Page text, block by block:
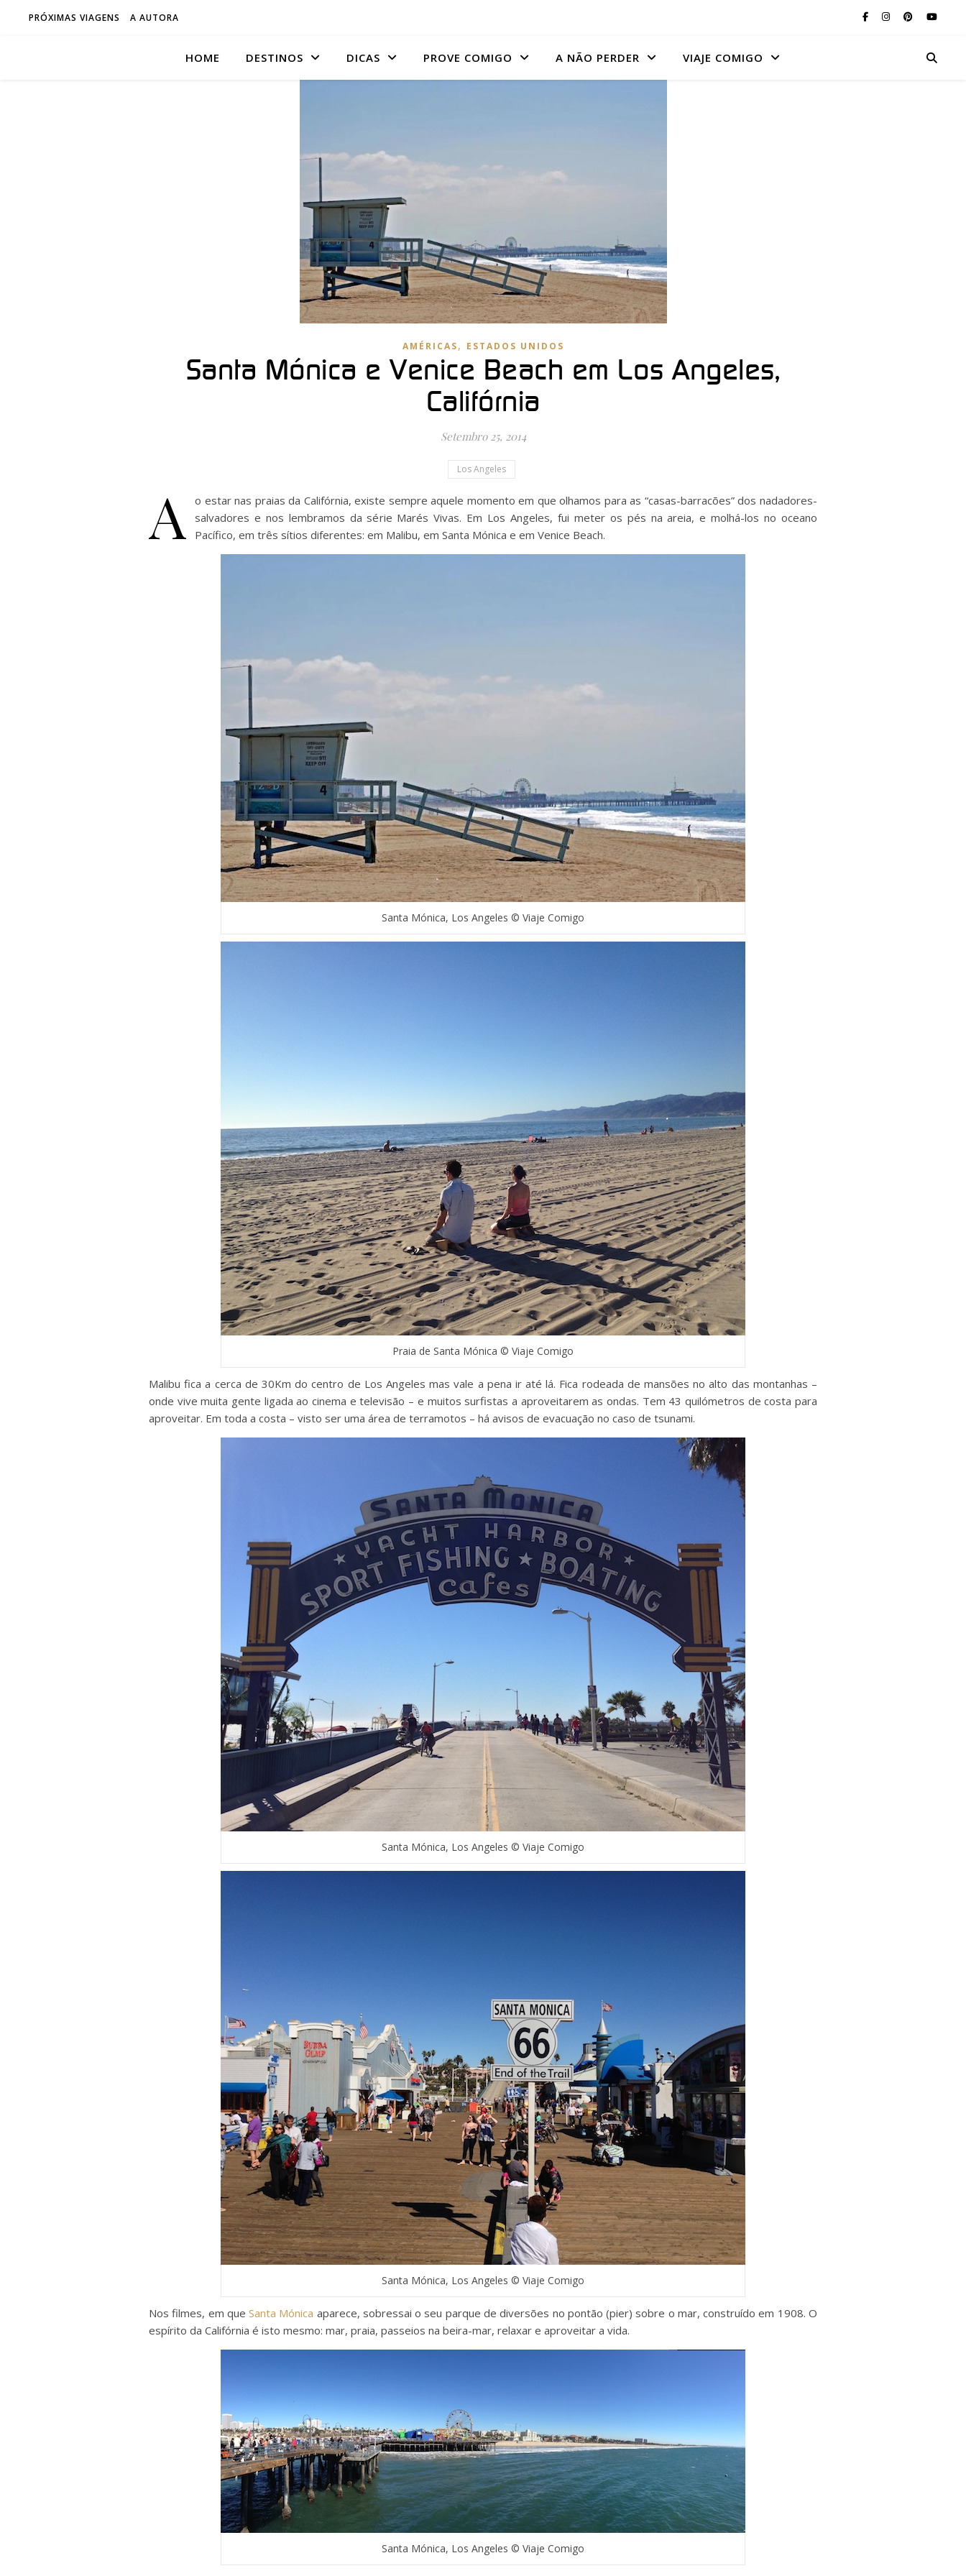
PRÓXIMAS VIAGENS A AUTORA
HOME DESTINOS DICAS PROVE COMIGO A NÃO PERDER VIAJE COMIGO
AMÉRICAS, ESTADOS UNIDOS
Santa Mónica e Venice Beach em Los Angeles,
Califórnia
Setembro 25, 2014
Los Angeles
A
o estar nas praias da Califórnia, existe sempre aquele momento em que olhamos para as “casas-barracões” dos nadadores-
salvadores e nos lembramos da série Marés Vivas. Em Los Angeles, fui meter os pés na areia, e molhá-los no oceano
Pacífico, em três sítios diferentes: em Malibu, em Santa Mónica e em Venice Beach.
Santa Mónica, Los Angeles © Viaje Comigo
Praia de Santa Mónica © Viaje Comigo
Malibu fica a cerca de 30Km do centro de Los Angeles mas vale a pena ir até lá. Fica rodeada de mansões no alto das montanhas –
onde vive muita gente ligada ao cinema e televisão – e muitos surfistas a aproveitarem as ondas. Tem 43 quilómetros de costa para
aproveitar. Em toda a costa – visto ser uma área de terramotos – há avisos de evacuação no caso de tsunami.
Santa Mónica, Los Angeles © Viaje Comigo
Santa Mónica, Los Angeles © Viaje Comigo
Nos filmes, em queSanta Mónica aparece, sobressai o seu parque de diversões no pontão (pier) sobre o mar, construído em 1908. O
espírito da Califórnia é isto mesmo: mar, praia, passeios na beira-mar, relaxar e aproveitar a vida.
Santa Mónica, Los Angeles © Viaje Comigo